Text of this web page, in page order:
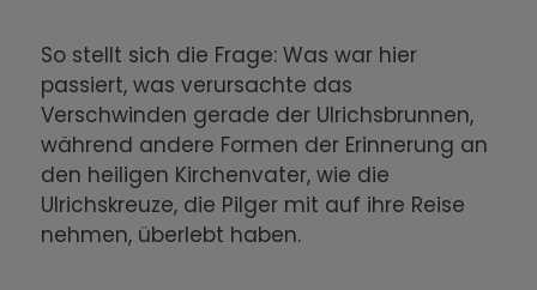
So stellt sich die Frage: Was war hier
passiert, was verursachte das
Verschwinden gerade der Ulrichsbrunnen,
während andere Formen der Erinnerung an
den heiligen Kirchenvater, wie die
Ulrichskreuze, die Pilger mit auf ihre Reise
nehmen, überlebt haben.